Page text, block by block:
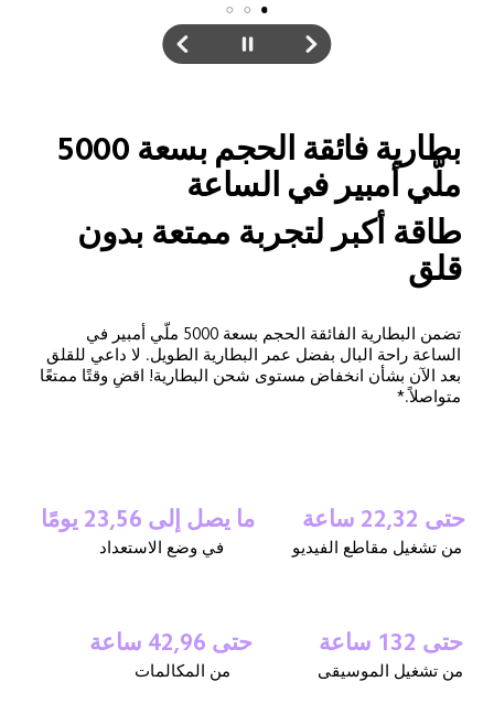
ملّي أمبير في الساعة
طاقة أكبر لتجربة ممتعة بدون
قلق
تضمن البطارية الفائقة الحجم بسعة 5000 ملّي أمبير في
الساعة راحة البال بفضل عمر البطارية الطويل. لا داعي للقلق
بعد الآن بشأن انخفاض مستوى شحن البطارية! اقضِ وقتًا ممتعًا
متواصلاً.*
ما يصل إلى 23,56 يومًا
في وضع الاستعداد
حتى 22,32 ساعة
من تشغيل مقاطع الفيديو
حتى 42,96 ساعة
من المكالمات
حتى 132 ساعة
من تشغيل الموسيقى